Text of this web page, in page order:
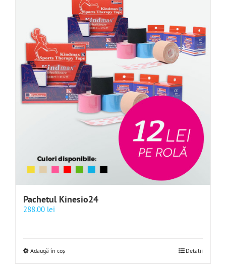
Pachetul Kinesio24
288.00 lei
Adaugă în coș Detalii